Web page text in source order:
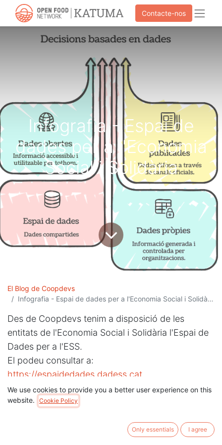
Contacte-nos
Infografia - Espai de
dades per a l'Economia
Social i Solidària
El Blog de Coopdevs
Infografia - Espai de dades per a l'Economia Social i Solidària
Des de Coopdevs tenim a disposició de les
entitats de l'Economia Social i Solidària l'Espai de
Dades per a l'ESS.
El podeu consultar a:
https://espaidedades.dadess.cat
Aquí teniu una infografia sobre què és un espai de
We use cookies to provide you a better user experience on this
website.
Cookie Policy
Only essentials I agree